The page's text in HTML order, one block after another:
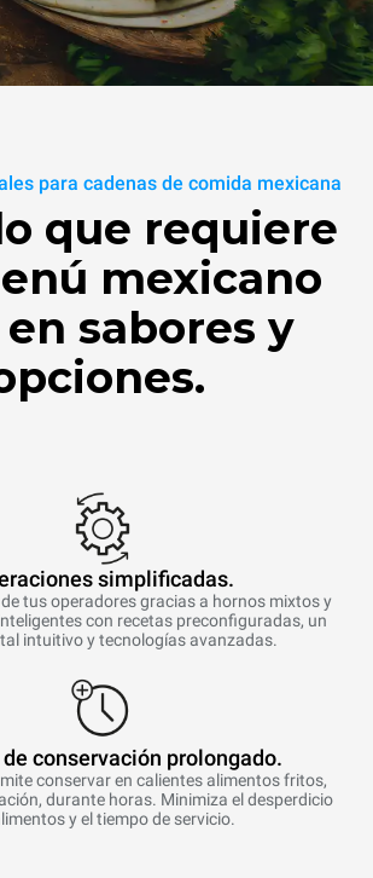
para cadenas de comida mexicana
que requiere
mexicano
sabores y
simplificadas.
tus operadores gracias a hornos mixtos y
con recetas preconfiguradas, un
intuitivo y tecnologías avanzadas.
conservación prolongado.
conservar en calientes alimentos fritos,
durante horas. Minimiza el desperdicio
y el tiempo de servicio.